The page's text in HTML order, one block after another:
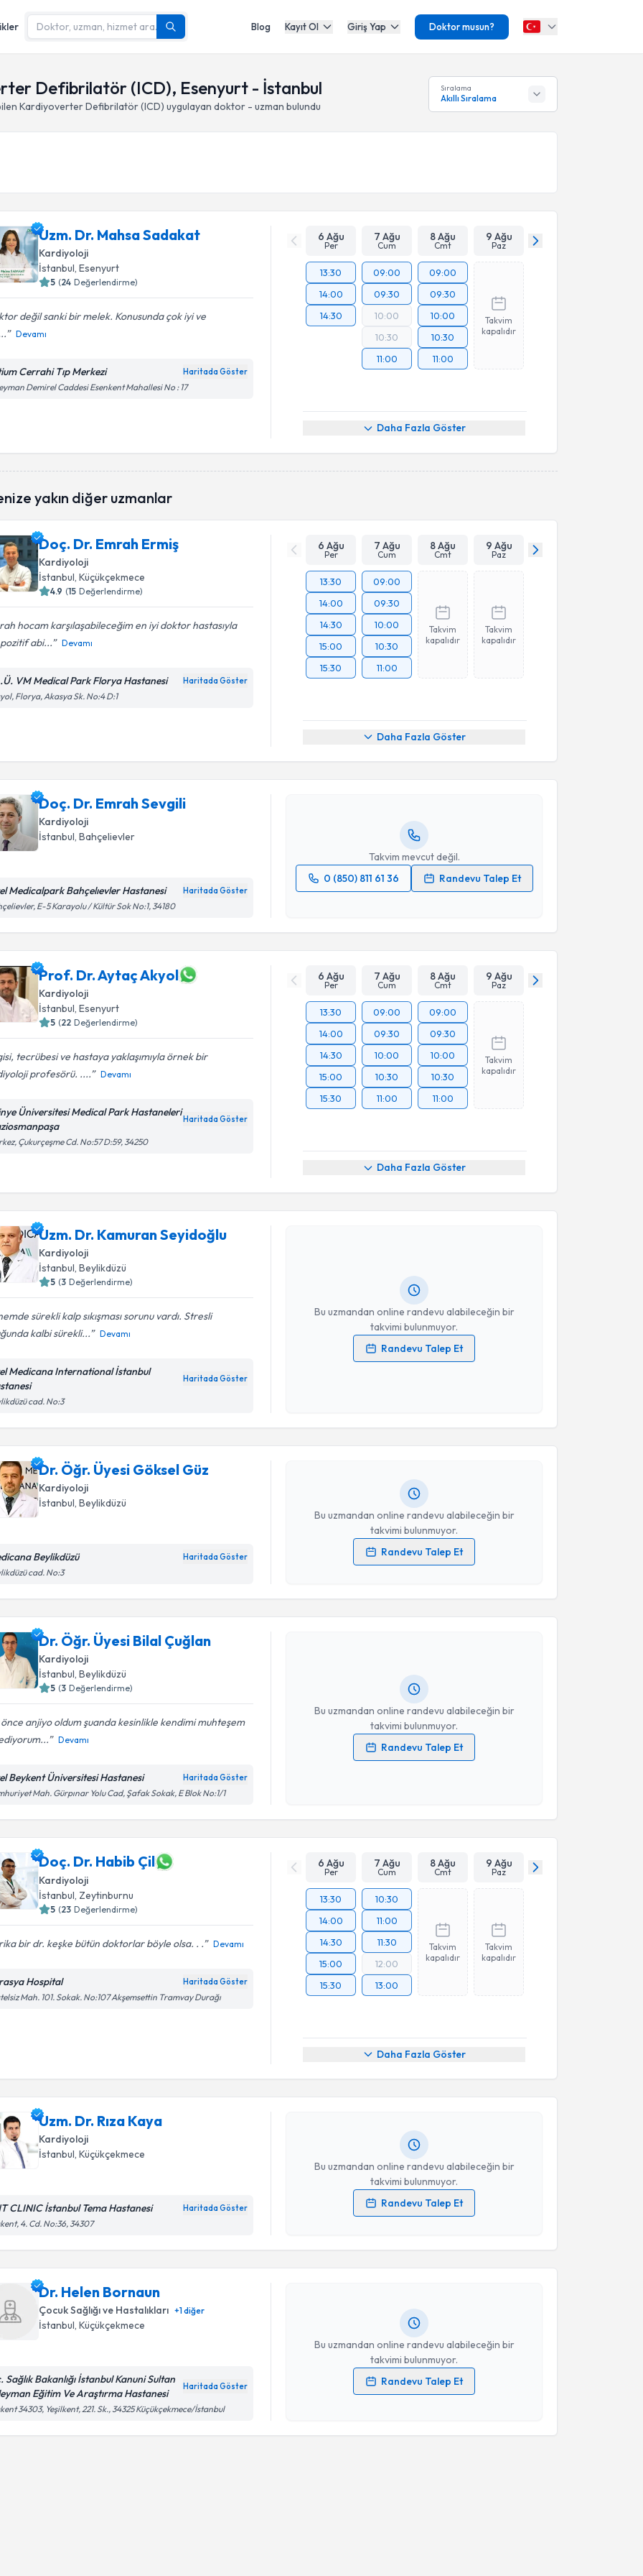
Blog Kayıt Ol Giriş Yap Doktor musun?
Defibrilatör (ICD), Esenyurt - İstanbul
Kardiyoverter Defibrilatör (ICD) uygulayan doktor - uzman bulundu
Sıralama
Akıllı Sıralama
Uzm. Dr. Mahsa Sadakat
Kardiyoloji
İstanbul, Esenyurt
5 (24 Değerlendirme)
değil sanki bir melek. Konusunda çok iyi ve
Devamı
Cerrahi Tıp Merkezi Haritada Göster
Demirel Caddesi Esenkent Mahallesi No : 17
6 Ağu
Per
7 Ağu
Cum
8 Ağu
Cmt
9 Ağu
Paz
13:30
14:00
14:30
09:00
09:30
10:00
10:30
11:00
09:00
09:30
10:00
10:30
11:00
Takvim
kapalıdır
Daha Fazla Göster
yakın diğer uzmanlar
Doç. Dr. Emrah Ermiş
Kardiyoloji
İstanbul , Küçükçekmece
4.9 (15 Değerlendirme)
hocam karşılaşabileceğim en iyi doktor hastasıyla
abi...
Devamı
VM Medical Park Florya Hastanesi Haritada Göster
Florya, Akasya Sk. No:4 D:1
6 Ağu
Per
7 Ağu
Cum
8 Ağu
Cmt
9 Ağu
Paz
13:30
14:00
14:30
15:00
15:30
09:00
09:30
10:00
10:30
11:00
Takvim
kapalıdır
Takvim
kapalıdır
Daha Fazla Göster
Doç. Dr. Emrah Sevgili
Kardiyoloji
İstanbul, Bahçelievler
Medicalpark Bahçelıevler Hastanesi Haritada Göster
E-5 Karayolu / Kültür Sok No:1, 34180
Takvim mevcut değil.
0 (850) 811 61 36
Randevu Talep Et
Randevu Takvimi Talebi
işlenmesini kabul ediyorum.
Takvim Talebini Gönder
Prof. Dr. Aytaç Akyol
Kardiyoloji
İstanbul, Esenyurt
5 (22 Değerlendirme)
tecrübesi ve hastaya yaklaşımıyla örnek bir
profesörü. ....
Devamı
Üniversitesi Medical Park Hastaneleri
Haritada Göster
Çukurçeşme Cd. No:57 D:59, 34250
6 Ağu
Per
7 Ağu
Cum
8 Ağu
Cmt
9 Ağu
Paz
13:30
14:00
14:30
15:00
15:30
09:00
09:30
10:00
10:30
11:00
09:00
09:30
10:00
10:30
11:00
Takvim
kapalıdır
Daha Fazla Göster
Uzm. Dr. Kamuran Seyidoğlu
Kardiyoloji
İstanbul , Beylikdüzü
5 (3 Değerlendirme)
sürekli kalp sıkışması sorunu vardı. Stresli
kalbi sürekli...
Devamı
Medicana International İstanbul
Haritada Göster
cad. No:3
Bu uzmandan online randevu alabileceğin bir
takvimi bulunmuyor.
Randevu Talep Et
Kişisel verilerimin işlenmesine ilişkinAydınlatma Metni
Dr. Öğr. Üyesi Göksel Güz
Kardiyoloji
İstanbul , Beylikdüzü
Beylikdüzü Haritada Göster
cad. No:3
Bu uzmandan online randevu alabileceğin bir
takvimi bulunmuyor.
Randevu Talep Et
Kişisel verilerimin işlenmesine ilişkinAydınlatma Metni
Dr. Öğr. Üyesi Bilal Çuğlan
Kardiyoloji
İstanbul , Beylikdüzü
5 (3 Değerlendirme)
anjiyo oldum şuanda kesinlikle kendimi muhteşem
Devamı
Beykent Üniversitesi Hastanesi Haritada Göster
Mah. Gürpınar Yolu Cad, Şafak Sokak, E Blok No:1/1
Bu uzmandan online randevu alabileceğin bir
takvimi bulunmuyor.
Randevu Talep Et
Randevu Takvimi Talebi
Dr. Öğr. Üyesi Bilal Çuğlan
Kişisel verilerimin işlenmesine ilişkinAydınlatma Metni
Takvim Talebini Gönder
Doç. Dr. Habib Çil
Kardiyoloji
İstanbul , Zeytinburnu
5 (23 Değerlendirme)
bir dr. keşke bütün doktorlar böyle olsa. . . Devamı
Hospital Haritada Göster
Mah. 101. Sokak. No:107 Akşemsettin Tramvay Durağı
6 Ağu
Per
7 Ağu
Cum
8 Ağu
Cmt
9 Ağu
Paz
13:30
14:00
14:30
15:00
15:30
10:30
11:00
11:30
12:00
13:00
Takvim
kapalıdır
Takvim
kapalıdır
Daha Fazla Göster
Uzm. Dr. Rıza Kaya
Kardiyoloji
İstanbul, Küçükçekmece
CLINIC İstanbul Tema Hastanesi Haritada Göster
4. Cd. No:36, 34307
Bu uzmandan online randevu alabileceğin bir
takvimi bulunmuyor.
Randevu Talep Et
Randevu Takvimi Talebi
Kişisel verilerimin işlenmesine ilişkinAydınlatma Metni
işlenmesini kabul ediyorum.
Dr. Helen Bornaun
Çocuk Sağlığı ve Hastalıkları +1diğer
İstanbul, Küçükçekmece
Sağlık Bakanlığı İstanbul Kanuni Sultan
Eğitim Ve Araştırma Hastanesi
Haritada Göster
34303, Yeşilkent, 221. Sk., 34325 Küçükçekmece/İstanbul
Bu uzmandan online randevu alabileceğin bir
takvimi bulunmuyor.
Randevu Talep Et
Randevu Takvimi Talebi
Dr. Helen Bornauniçin randevu takvimi talebi oluşturun. Size
bu uzmandan randevu almanız için bir takvim hazırlandığında e-
Kişisel verilerimin işlenmesine ilişkinAydınlatma Metni